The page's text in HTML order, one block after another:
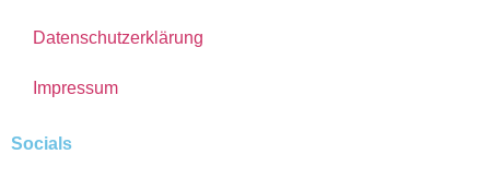
Datenschutzerklärung
Impressum
Socials